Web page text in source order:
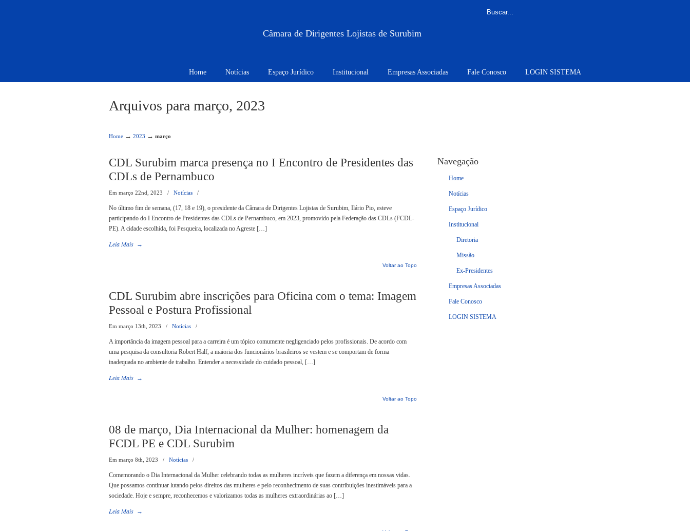
Câmara de Dirigentes Lojistas de Surubim
Home Notícias Espaço Jurídico Institucional Empresas Associadas Fale Conosco LOGIN SISTEMA
Arquivos para março, 2023
Home → 2023 → março
CDL Surubim marca presença no I Encontro de Presidentes das
CDLs de Pernambuco
Em março 22nd, 2023 / Notícias /
No último fim de semana, (17, 18 e 19), o presidente da Câmara de Dirigentes Lojistas de Surubim, Ilário Pio, esteve
participando do I Encontro de Presidentes das CDLs de Pernambuco, em 2023, promovido pela Federação das CDLs (FCDL-
PE). A cidade escolhida, foi Pesqueira, localizada no Agreste […]
Leia Mais →
Voltar ao Topo
CDL Surubim abre inscrições para Oficina com o tema: Imagem
Pessoal e Postura Profissional
Em março 13th, 2023 / Notícias /
A importância da imagem pessoal para a carreira é um tópico comumente negligenciado pelos profissionais. De acordo com
uma pesquisa da consultoria Robert Half, a maioria dos funcionários brasileiros se vestem e se comportam de forma
inadequada no ambiente de trabalho. Entender a necessidade do cuidado pessoal, […]
Leia Mais →
Voltar ao Topo
08 de março, Dia Internacional da Mulher: homenagem da
FCDL PE e CDL Surubim
Em março 8th, 2023 / Notícias /
Comemorando o Dia Internacional da Mulher celebrando todas as mulheres incríveis que fazem a diferença em nossas vidas.
Que possamos continuar lutando pelos direitos das mulheres e pelo reconhecimento de suas contribuições inestimáveis para a
sociedade. Hoje e sempre, reconhecemos e valorizamos todas as mulheres extraordinárias ao […]
Leia Mais →
Navegação
Home
Notícias
Espaço Jurídico
Institucional
Diretoria
Missão
Ex-Presidentes
Empresas Associadas
Fale Conosco
LOGIN SISTEMA